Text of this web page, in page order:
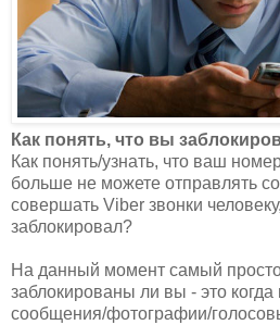
Как понять, что вы
Как понять/узнать, что ваш
больше не можете отправлять
совершать Viber звонки
заблокировал?
На данный момент самый
заблокированы ли вы - это
сообщения/фотографии/